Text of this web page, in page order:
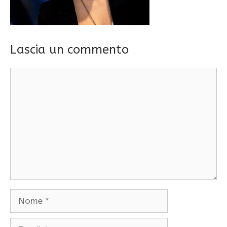
Lascia un commento